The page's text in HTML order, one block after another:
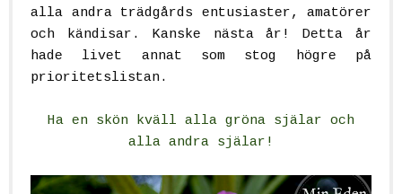
alla andra trädgårds entusiaster, amatörer
och kändisar. Kanske nästa år! Detta år
hade livet annat som stog högre på
prioritetslistan.
Ha en skön kväll alla gröna själar och
alla andra själar!